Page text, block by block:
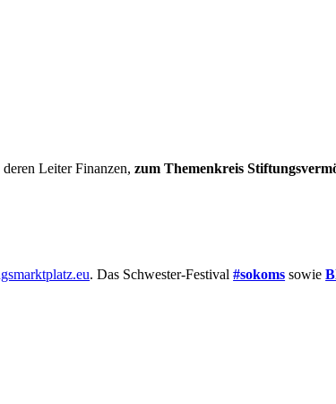
deren Leiter Finanzen,zum Themenkreis
. Das Schwester-Festival#sokoms sowie